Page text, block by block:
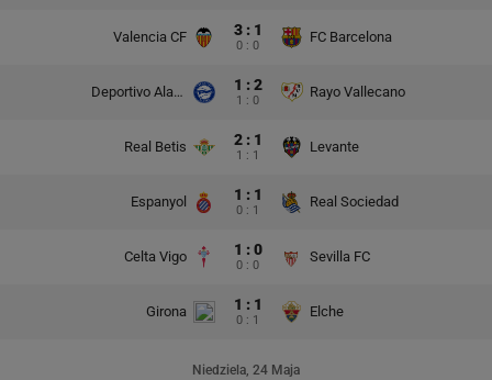
Valencia CF 3 : 1
0 : 0
FC Barcelona
Deportivo Alaves 1 : 2
1 : 0
Rayo Vallecano
Real Betis 2 : 1
1 : 1
Levante
Espanyol 1 : 1
0 : 1
Real Sociedad
Celta Vigo 1 : 0
0 : 0
Sevilla FC
Girona 1 : 1
0 : 1
Elche
Niedziela, 24 Maja